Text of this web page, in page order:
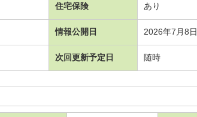
住宅保険 あり
情報公開日 2026年7月8日
次回更新予定日 随時